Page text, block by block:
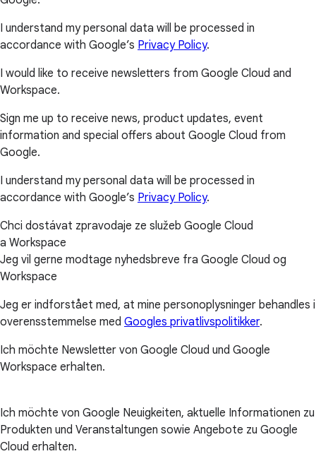
I understand my personal data will be processed in
accordance with Google’s Privacy Policy.
I would like to receive newsletters from Google Cloud and
Workspace.
Sign me up to receive news, product updates, event
information and special offers about Google Cloud from
Google.
I understand my personal data will be processed in
accordance with Google’s Privacy Policy.
Chci dostávat zpravodaje ze služeb Google Cloud
a Workspace
Jeg vil gerne modtage nyhedsbreve fra Google Cloud og
Workspace
Jeg er indforstået med, at mine personoplysninger behandles i
overensstemmelse med Googles privatlivspolitikker.
Ich möchte Newsletter von Google Cloud und Google
Workspace erhalten.
Ich möchte von Google Neuigkeiten, aktuelle Informationen zu
Produkten und Veranstaltungen sowie Angebote zu Google
Cloud erhalten.